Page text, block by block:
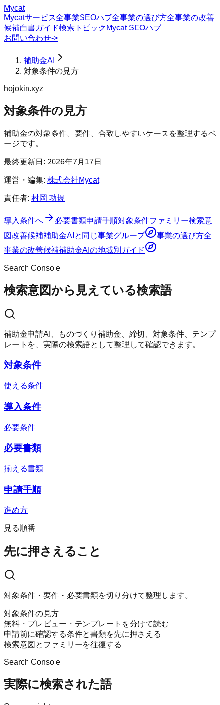
Mycat
Mycatサービス全事業SEOハブ全事業の選び方全事業の改善
候補白書ガイド検索トピック Mycat SEOハブ
お問い合わせ->
補助金AI
対象条件の見方
hojokin.xyz
対象条件の見方
補助金の対象条件、要件、合致しやすいケースを整理するペ
ージです。
最終更新日: 2026年7月17日
運営・編集: 株式会社Mycat
責任者: 村岡 功規
導入条件へ 必要書類申請手順対象条件ファミリー検索意
図改善候補補助金AI と同じ事業グループ 事業の選び方全
事業の改善候補補助金AI の地域別ガイド
Search Console
検索意図から見えている検索語
補助金申請AI、ものづくり補助金、締切、対象条件、テンプ
レートを、実際の検索語として整理して確認できます。
対象条件
使える条件
導入条件
必要条件
必要書類
揃える書類
申請手順
進め方
見る順番
先に押さえること
対象条件・要件・必要書類を切り分けて整理します。
対象条件の見方
無料・プレビュー・テンプレートを分けて読む
申請前に確認する条件と書類を先に押さえる
検索意図とファミリーを往復する
Search Console
実際に検索された語